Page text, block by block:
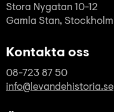
Stora Nygatan 10-12
Gamla Stan, Stockholm
Kontakta oss
08-723 87 50
info@levandehistoria.se